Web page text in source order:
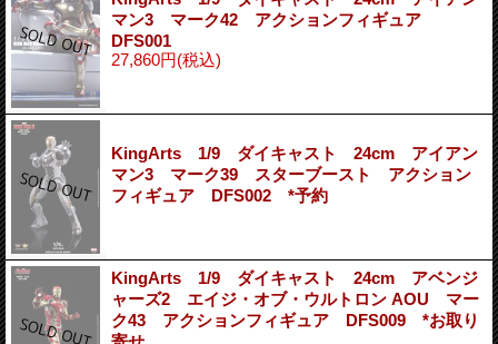
マン3 マーク42 アクションフィギュア
DFS001
27,860円(税込)
KingArts 1/9 ダイキャスト 24cm アイアン
マン3 マーク39 スターブースト アクション
フィギュア DFS002 *予約
KingArts 1/9 ダイキャスト 24cm アベンジ
ャーズ2 エイジ・オブ・ウルトロン AOU マー
ク43 アクションフィギュア DFS009 *お取り